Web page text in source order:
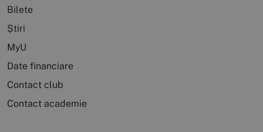
Bilete
Știri
MyU
Date financiare
Contact club
Contact academie